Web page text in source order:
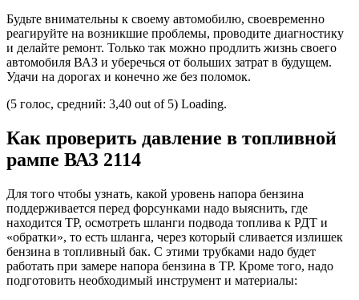
Будьте внимательны к своему автомобилю, своевременно
реагируйте на возникшие проблемы, проводите диагностику
и делайте ремонт. Только так можно продлить жизнь своего
автомобиля ВАЗ и уберечься от больших затрат в будущем.
Удачи на дорогах и конечно же без поломок.
(5 голос, средний: 3,40 out of 5) Loading.
Как проверить давление в топливной
рампе ВАЗ 2114
Для того чтобы узнать, какой уровень напора бензина
поддерживается перед форсунками надо выяснить, где
находится ТР, осмотреть шланги подвода топлива к РДТ и
«обратки», то есть шланга, через который сливается излишек
бензина в топливный бак. С этими трубками надо будет
работать при замере напора бензина в ТР. Кроме того, надо
подготовить необходимый инструмент и материалы: